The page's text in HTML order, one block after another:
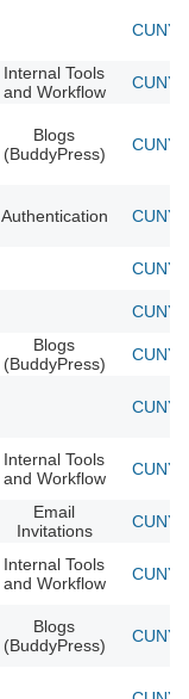
CUNY
Internal Tools
and Workflow
CUNY
Blogs
(BuddyPress)
CUNY
Authentication CUNY
CUNY
CUNY
Blogs
(BuddyPress)
CUNY
CUNY
Internal Tools
and Workflow
CUNY
Email
Invitations
CUNY
Internal Tools
and Workflow
CUNY
Blogs
(BuddyPress)
CUNY